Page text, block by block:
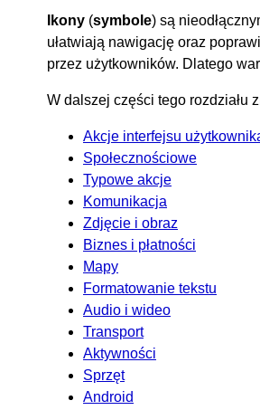
Ikony (symbole) są
ułatwiają nawigację oraz
przez użytkowników. Dlatego
W dalszej części tego rozdziału
Akcje interfejsu
Społecznościowe
Typowe akcje
Komunikacja
Zdjęcie i obraz
Biznes i płatności
Mapy
Formatowanie tekstu
Audio i wideo
Transport
Aktywności
Sprzęt
Android